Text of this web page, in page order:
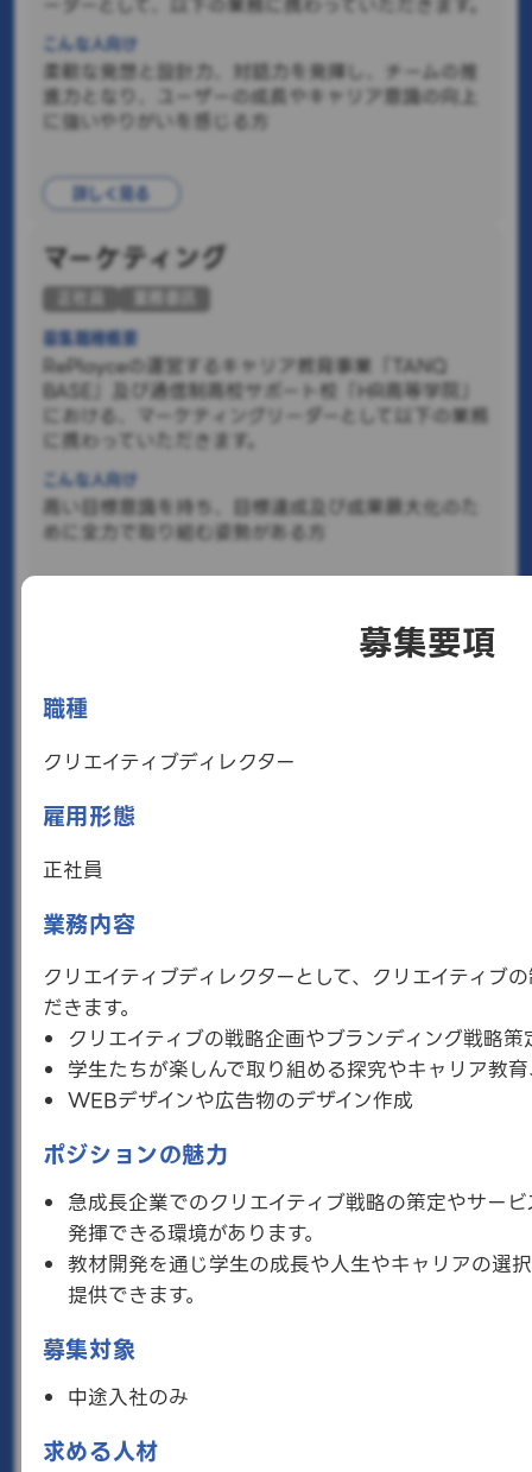
こんな人向け
柔軟な発想と設計力、対話力を発揮し、チームの推
進力となり、ユーザーの成長やキャリア意識の向上
に強いやりがいを感じる方
詳しく見る
マーケティング
業務委託
募集職種概要
RePlayceの運営するキャリア教育事業「TANQ
BASE」及び通信制高校サポート校「HR高等学院」
における、マーケティングリーダーとして以下の業務
に携わっていただきます。
こんな人向け
高い目標意識を持ち、目標達成及び成果最大化のた
めに全力で取り組む姿勢がある方
クリエイティブディレクター
正社員
募集職種概要
クリエイティブディレクターとして、クリエイティブ
の制作、デザインに携わっていただきます。
RePlayceが実現したい世界やサービスの世界観を理
詳しく見る
広報
正社員
募集職種概要
RePlayceの最前線の広報として、PR戦略の策定、
コーポレートブランディング、メディアリレーショ
ン、報道発表、SNS運営に携わり企業理解を促進し
てもらいます。
こんな人向け
PR戦略の策定ができる方
詳しく見る
バックオフィス
正社員
業務委託
募集要項
職種
クリエイティブディレクター
雇用形態
正社員
業務内容
クリエイティブディレクターとして、クリエイティブ
だきます。
クリエイティブの戦略企画やブランディング戦略
学生たちが楽しんで取り組める探究やキャリア教
WEBデザインや広告物のデザイン作成
ポジションの魅力
急成長企業でのクリエイティブ戦略の策定やサー
発揮できる環境があります。
教材開発を通じ学生の成長や人生やキャリアの選
提供できます。
募集対象
中途入社のみ
求める人材